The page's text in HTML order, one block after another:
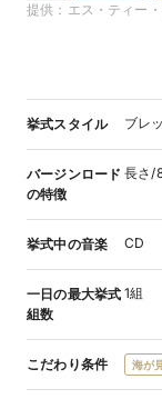
提供： エス・ティー
挙式スタイル ブレ
バージンロード
の特徴
長さ/
挙式中の音楽 CD
一日の最大挙式
組数
1組
こだわり条件 海が